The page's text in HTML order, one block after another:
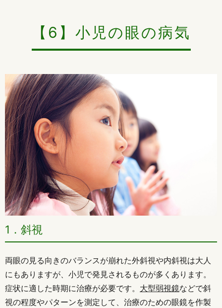
【6】小児の眼の病気
1．斜視
両眼の見る向きのバランスが崩れた外斜視や内斜視は大人
にもありますが、小児で発見されるものが多くあります。
症状に適した時期に治療が必要です。 大型弱視鏡などで斜
視の程度やパターンを測定して、治療のための眼鏡を作製